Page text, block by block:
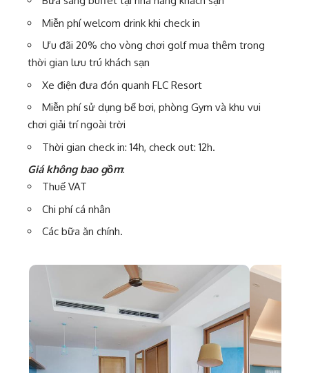
Miễn phí welcom drink khi check in
Ưu đãi 20% cho vòng chơi golf mua thêm trong
thời gian lưu trú khách sạn
Xe điện đưa đón quanh FLC Resort
Miễn phí sử dụng bể bơi, phòng Gym và khu vui
chơi giải trí ngoài trời
Thời gian check in: 14h, check out: 12h.
Giá không bao gồm:
Thuế VAT
Chi phí cá nhân
Các bữa ăn chính.